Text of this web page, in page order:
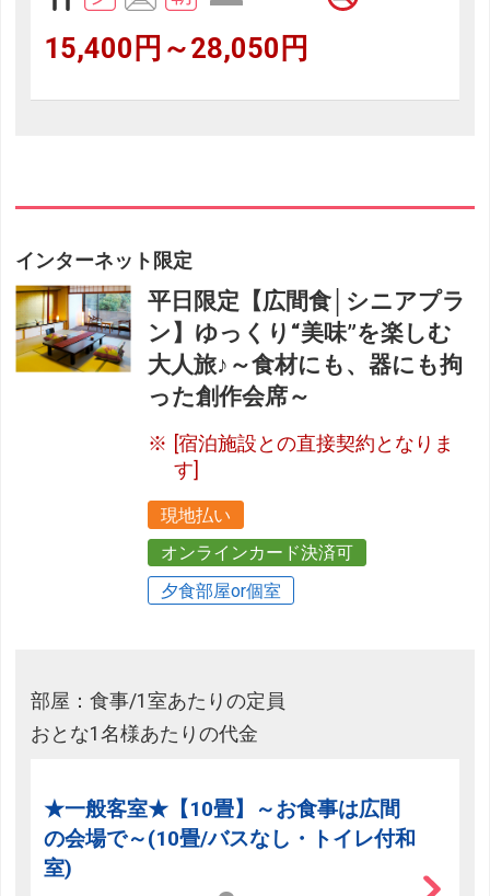
15,400円～28,050円
インターネット限定
平日限定【広間食│シニアプラ
ン】ゆっくり“美味”を楽しむ
大人旅♪～食材にも、器にも拘
った創作会席～
[宿泊施設との直接契約となりま
す]
現地払い
オンラインカード決済可
夕食部屋or個室
部屋：食事/1室あたりの定員
おとな1名様あたりの代金
★一般客室★【10畳】～お食事は広間
の会場で～(10畳/バスなし・トイレ付和
室)